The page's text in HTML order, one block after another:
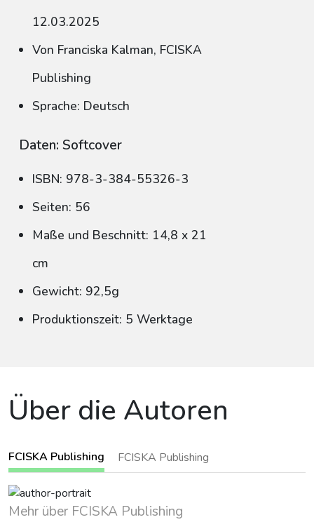
12.03.2025
Von Franciska Kalman, FCISKA
Publishing
Sprache: Deutsch
Daten: Softcover
ISBN: 978-3-384-55326-3
Seiten: 56
Maße und Beschnitt: 14,8 x 21
cm
Gewicht: 92,5g
Produktionszeit: 5 Werktage
Über die Autoren
FCISKA Publishing FCISKA Publishing
Mehr über FCISKA Publishing